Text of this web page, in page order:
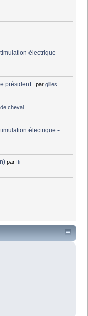
électrique -
président . pargilles
cheval
électrique -
parfti